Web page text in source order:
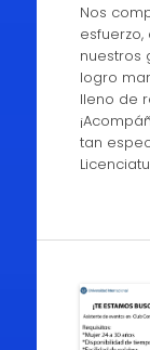
Nos
nuestros
logro
lleno de
tan